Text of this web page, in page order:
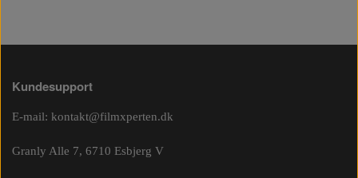
Kundesupport
E-mail: kontakt@filmxperten.dk
Granly Alle 7, 6710 Esbjerg V